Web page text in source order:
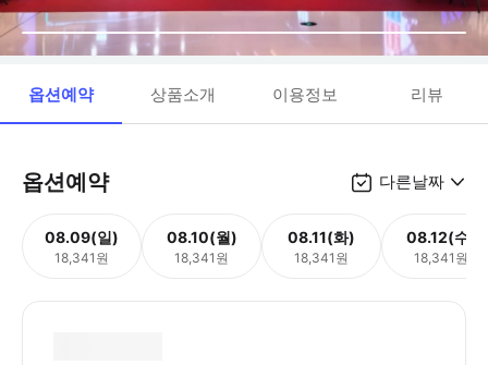
옵션예약 상품소개 이용정보 리뷰
옵션예약 다른날짜
08.09(일)
18,341원
08.10(월)
18,341원
08.11(화)
18,341원
08.12(수)
18,341원